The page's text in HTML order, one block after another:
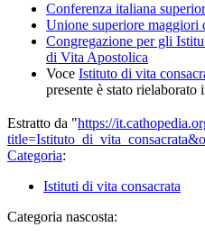
Conferenza italiana
Unione superiore maggiori
Congregazione per gli
di Vita Apostolica
Voce Istituto di vita
presente è stato rielaborato
Estratto da "https://
Categoria:
Istituti di vita consacrata
Categoria nascosta: